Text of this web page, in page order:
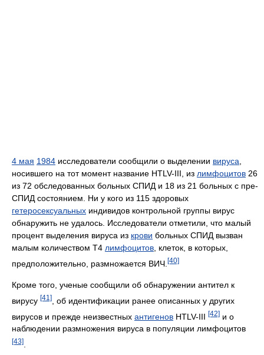
4 мая 1984 исследователи сообщили о выделении вируса,
носившего на тот момент название HTLV-III, из лимфоцитов 26
из 72 обследованных больных СПИД и 18 из 21 больных с пре-
СПИД состоянием. Ни у кого из 115 здоровых
гетеросексуальных индивидов контрольной группы вирус
обнаружить не удалось. Исследователи отметили, что малый
процент выделения вируса из крови больных СПИД вызван
малым количеством Т4 лимфоцитов, клеток, в которых,
предположительно, размножается ВИЧ. [40]
Кроме того, ученые сообщили об обнаружении антител к
вирусу [41]
, об идентификации ранее описанных у других
вирусов и прежде неизвестных антигенов HTLV-III [42] и о
наблюдении размножения вируса в популяции лимфоцитов
[43]